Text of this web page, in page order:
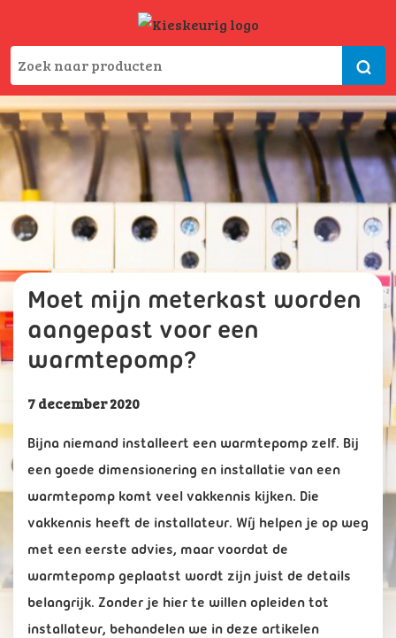
Moet mijn meterkast worden
aangepast voor een
warmtepomp?
7 december 2020
Bijna niemand installeert een warmtepomp zelf. Bij
een goede dimensionering en installatie van een
warmtepomp komt veel vakkennis kijken. Die
vakkennis heeft de installateur. Wíj helpen je op weg
met een eerste advies, maar voordat de
warmtepomp geplaatst wordt zijn juist de details
belangrijk. Zonder je hier te willen opleiden tot
installateur, behandelen we in deze artikelen